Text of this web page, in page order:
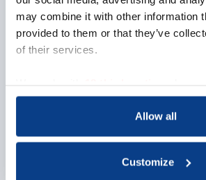
may combine it with other information
provided to them or that they’ve
of their services.
process your information.
Allow all
Customize
Ontdek de mediakanalen
Vind een coach
Voor partners